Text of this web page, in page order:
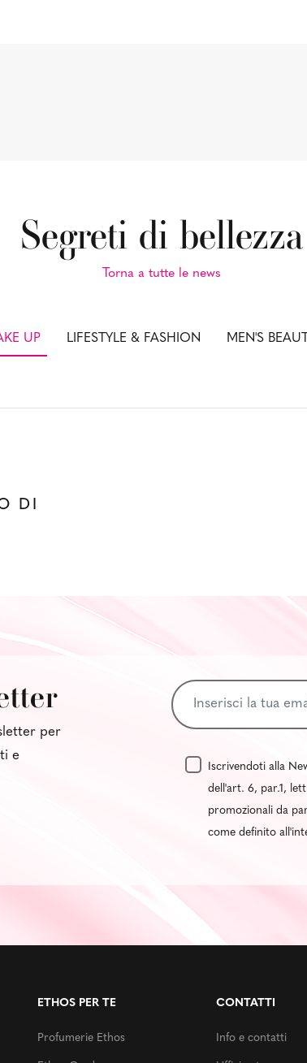
Segreti di bellezza
Torna a tutte le news
UP LIFESTYLE & FASHION MEN'S
DI
per
e
Iscrivendoti alla
dell'art. 6, par.1,
promozionali da
come definito
ETHOS PER TE
Profumerie Ethos
CONTATTI
Info e contatti